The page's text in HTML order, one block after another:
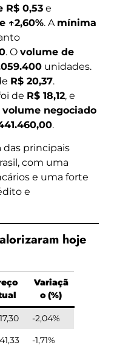
R$ 0,53 e
↑2,60%. A mínima
. O volume de
unidades.
R$ 20,37.
de R$ 18,12, e
volume negociado
.
das principais
com uma
e uma forte
e
hoje
Variaçã
o (%)
-2,04%
-1,71%